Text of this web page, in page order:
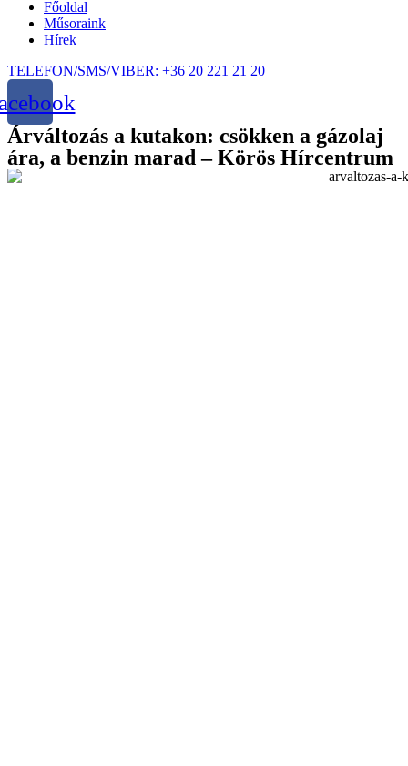
Főoldal
Műsoraink
Hírek
TELEFON/SMS/VIBER: +36 20 221 21 20
Árváltozás a kutakon: csökken a gázolaj
ára, a benzin marad – Körös Hírcentrum